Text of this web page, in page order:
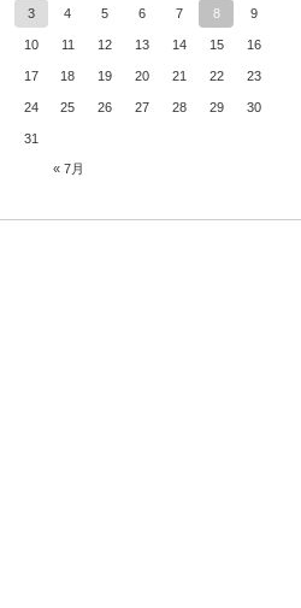
« 7月
3 4 5 6 7 8 9
10 11 12 13 14 15 16
17 18 19 20 21 22 23
24 25 26 27 28 29 30
31